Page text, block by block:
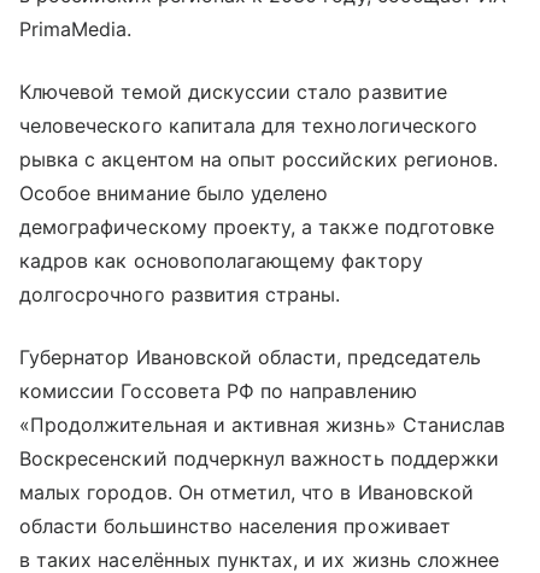
PrimaMedia.
Ключевой темой дискуссии стало развитие
человеческого капитала для технологического
рывка с акцентом на опыт российских регионов.
Особое внимание было уделено
демографическому проекту, а также подготовке
кадров как основополагающему фактору
долгосрочного развития страны.
Губернатор Ивановской области, председатель
комиссии Госсовета РФ по направлению
«Продолжительная и активная жизнь» Станислав
Воскресенский подчеркнул важность поддержки
малых городов. Он отметил, что в Ивановской
области большинство населения проживает
в таких населённых пунктах, и их жизнь сложнее